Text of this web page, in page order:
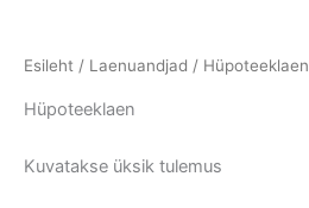
Esileht / Laenuandjad / Hüpoteeklaen
Hüpoteeklaen
Kuvatakse üksik tulemus